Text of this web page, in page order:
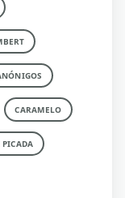
CARAMELO
PICADA